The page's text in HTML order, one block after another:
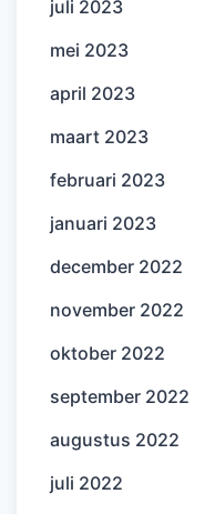
juli 2023
mei 2023
april 2023
maart 2023
februari 2023
januari 2023
december 2022
november 2022
oktober 2022
september 2022
augustus 2022
juli 2022